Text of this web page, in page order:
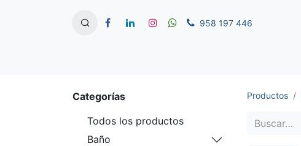
958 197 446
Categorías
Todos los productos
Baño
Productos